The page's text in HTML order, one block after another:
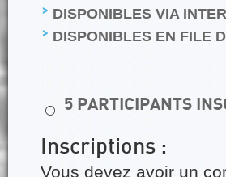
DISPONIBLES VIA
DISPONIBLES EN FILE
⚪ 5 PARTICIPANTS
Inscriptions :
Vous devez avoir un